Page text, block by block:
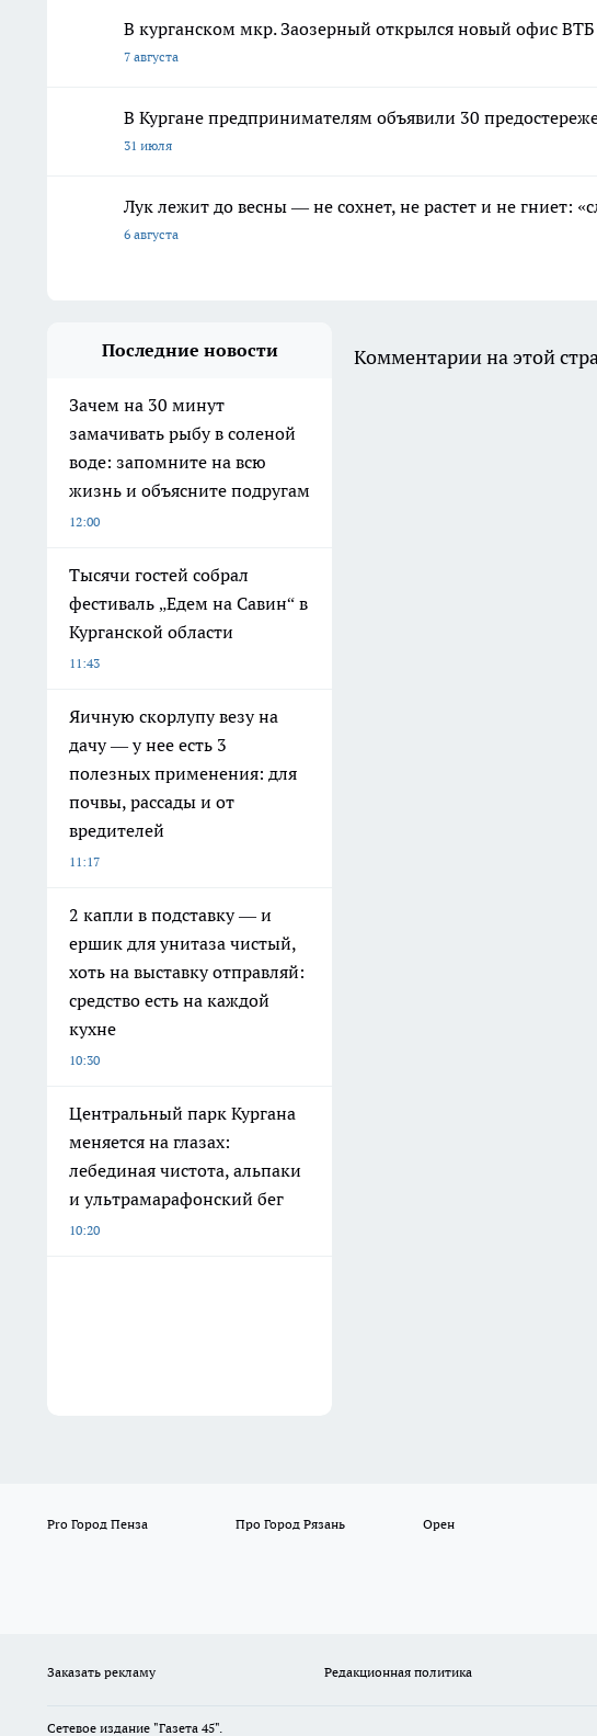
В курганском мкр. Заозерный открылся новый офис ВТБ
7 августа
В Кургане предпринимателям объявили 30
31 июля
Лук лежит до весны — не сохнет, не растет и не гниет:
6 августа
Последние новости
Зачем на 30 минут
замачивать рыбу в соленой
воде: запомните на всю
жизнь и объясните подругам
12:00
Тысячи гостей собрал
фестиваль „Едем на Савин“ в
Курганской области
11:43
Яичную скорлупу везу на
дачу — у нее есть 3
полезных применения: для
почвы, рассады и от
вредителей
11:17
2 капли в подставку — и
ершик для унитаза чистый,
хоть на выставку отправляй:
средство есть на каждой
кухне
10:30
Центральный парк Кургана
меняется на глазах:
лебединая чистота, альпаки
и ультрамарафонский бег
10:20
Комментарии на этой
Pro Город Пенза Про Город Рязань Орен
Заказать рекламу Редакционная политика
Сетевое издание "Газета 45".